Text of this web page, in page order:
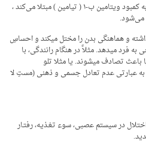
استفاده از الکل علاوه بر اینکه انسان را به کمبود ویتامین ب-۱ ( تیامین ) مبتلا می‌کند ،
می‌شود.
و هماهنگی بدن را مختل می­کند و احساسِ
فرد می­دهد. مثلاً در هنگام رانندگی، با
تصادف می­شوند. یا مثلا تلو
به عبارتی عدم تعادل جسمی و ذهنی (مستِ لا
در سیستم عصبی، سوء تـغـذیـه، رفتـار